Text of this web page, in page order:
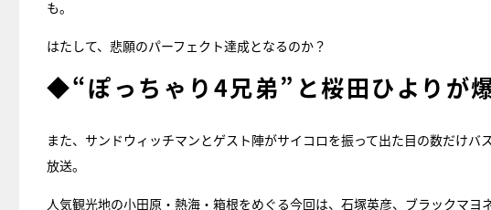
も。
はたして、悲願のパーフェクト達成となるのか？
◆“ぽっちゃり4兄弟”と桜田ひよりが
また、サンドウィッチマンとゲスト陣がサイコロを振って出た目の数だけ
放送。
人気観光地の小田原・熱海・箱根をめぐる今回は、石塚英彦、ブラックマ